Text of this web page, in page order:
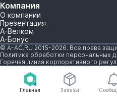
Главная Заказы
Компания
О компании
Презентация
А-Велком
А-Бонус
© A-AC.RU 2015-2026. Все права
Политика обработки персональных
Горячая линия корпоративного